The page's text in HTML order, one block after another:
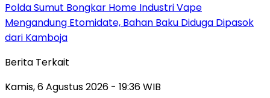
Polda Sumut Bongkar Home Industri Vape
Mengandung Etomidate, Bahan Baku Diduga Dipasok
dari Kamboja
Berita Terkait
Kamis, 6 Agustus 2026 - 19:36 WIB